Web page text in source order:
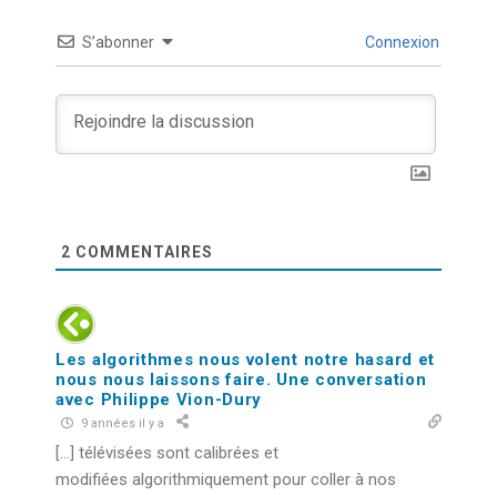
S’abonner Connexion
2 COMMENTAIRES
Les algorithmes nous volent notre hasard et
nous nous laissons faire. Une conversation
avec Philippe Vion-Dury
9 années il y a
[…] télévisées sont calibrées et
modifiées algorithmiquement pour coller à nos